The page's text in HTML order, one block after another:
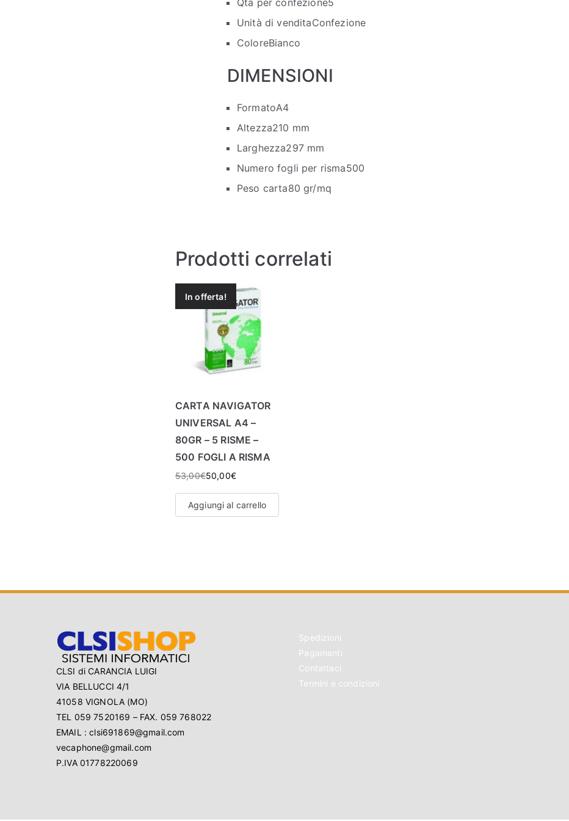
Qtà per confezione5
Unità di venditaConfezione
ColoreBianco
DIMENSIONI
FormatoA4
Altezza210 mm
Larghezza297 mm
Numero fogli per risma500
Peso carta80 gr/mq
Prodotti correlati
In offerta!
CARTA NAVIGATOR
UNIVERSAL A4 –
80GR – 5 RISME –
500 FOGLI A RISMA
53,00€50,00€
Aggiungi al carrello
CLSI di CARANCIA LUIGI
VIA BELLUCCI 4/1
41058 VIGNOLA (MO)
TEL 059 7520169 – FAX. 059 768022
EMAIL : clsi691869@gmail.com
vecaphone@gmail.com
P.IVA 01778220069
Spedizioni
Pagamenti
Contattaci
Termini e condizioni